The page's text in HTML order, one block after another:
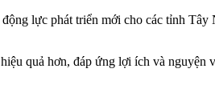
lực phát triển mới cho các tỉnh
quả hơn, đáp ứng lợi ích và nguyện